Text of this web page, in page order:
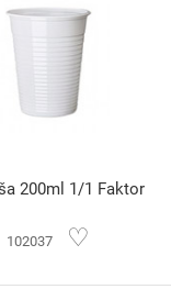
200ml 1/1 Faktor
102037 ♡